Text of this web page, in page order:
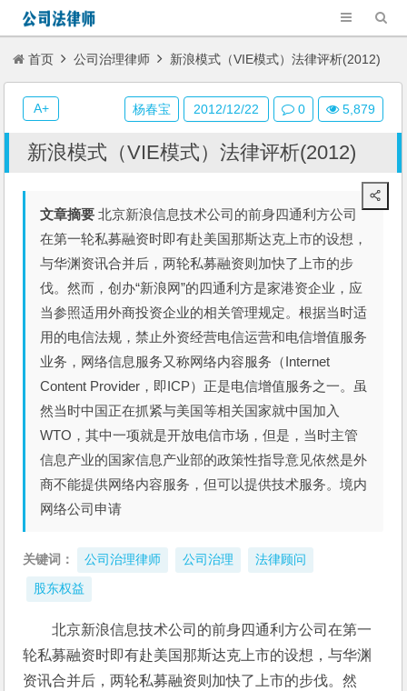
首页 公司治理律师 新浪模式（VIE模式）法律评析(2012)
新浪模式（VIE模式）法律评析(2012)
文章摘要 北京新浪信息技术公司的前身四通利方公司
在第一轮私募融资时即有赴美国那斯达克上市的设想，
与华渊资讯合并后，两轮私募融资则加快了上市的步
伐。然而，创办“新浪网”的四通利方是家港资企业，应
当参照适用外商投资企业的相关管理规定。根据当时适
用的电信法规，禁止外资经营电信运营和电信增值服务
业务，网络信息服务又称网络内容服务（Internet
Content Provider，即ICP）正是电信增值服务之一。虽
然当时中国正在抓紧与美国等相关国家就中国加入
WTO，其中一项就是开放电信市场，但是，当时主管
信息产业的国家信息产业部的政策性指导意见依然是外
商不能提供网络内容服务，但可以提供技术服务。境内
网络公司申请
关键词： 公司治理律师 公司治理 法律顾问
股东权益
北京新浪信息技术公司的前身四通利方公司在第一
轮私募融资时即有赴美国那斯达克上市的设想，与华渊
资讯合并后，两轮私募融资则加快了上市的步伐。然
杨春宝 2012/12/22 0 5,879
A+